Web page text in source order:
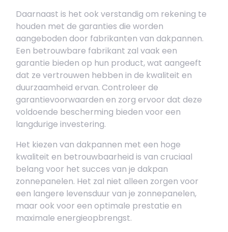
Daarnaast is het ook verstandig om rekening te
houden met de garanties die worden
aangeboden door fabrikanten van dakpannen.
Een betrouwbare fabrikant zal vaak een
garantie bieden op hun product, wat aangeeft
dat ze vertrouwen hebben in de kwaliteit en
duurzaamheid ervan. Controleer de
garantievoorwaarden en zorg ervoor dat deze
voldoende bescherming bieden voor een
langdurige investering.
Het kiezen van dakpannen met een hoge
kwaliteit en betrouwbaarheid is van cruciaal
belang voor het succes van je dakpan
zonnepanelen. Het zal niet alleen zorgen voor
een langere levensduur van je zonnepanelen,
maar ook voor een optimale prestatie en
maximale energieopbrengst.